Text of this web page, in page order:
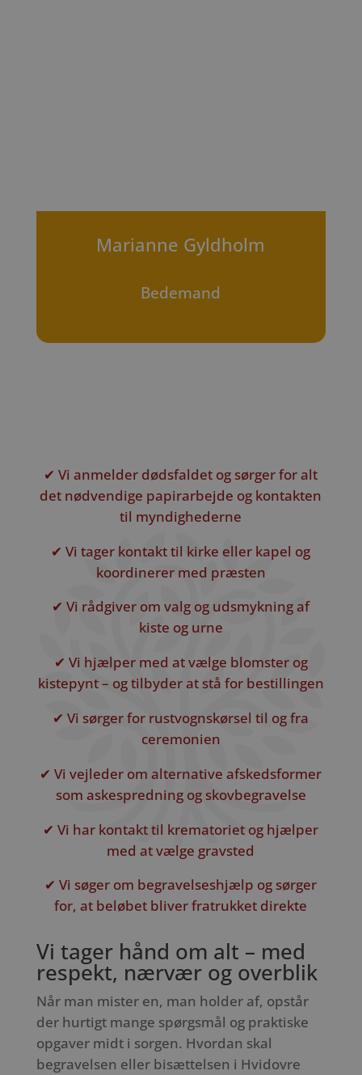
Marianne Gyldholm
Bedemand
✔ Vi anmelder dødsfaldet og sørger for alt
det nødvendige papirarbejde og kontakten
til myndighederne
✔ Vi tager kontakt til kirke eller kapel og
koordinerer med præsten
✔ Vi rådgiver om valg og udsmykning af
kiste og urne
✔ Vi hjælper med at vælge blomster og
kistepynt – og tilbyder at stå for bestillingen
✔ Vi sørger for rustvognskørsel til og fra
ceremonien
✔ Vi vejleder om alternative afskedsformer
som askespredning og skovbegravelse
✔ Vi har kontakt til krematoriet og hjælper
med at vælge gravsted
✔ Vi søger om begravelseshjælp og sørger
for, at beløbet bliver fratrukket direkte
Vi tager hånd om alt – med
respekt, nærvær og overblik
Når man mister en, man holder af, opstår
der hurtigt mange spørgsmål og praktiske
opgaver midt i sorgen. Hvordan skal
begravelsen eller bisættelsen i Hvidovre